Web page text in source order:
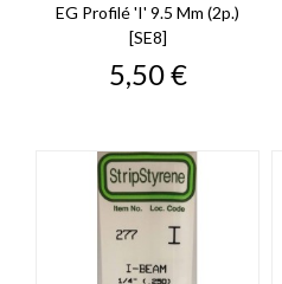
EG Profilé 'I' 9.5 Mm (2p.)
[SE8]
Prix
5,50 €